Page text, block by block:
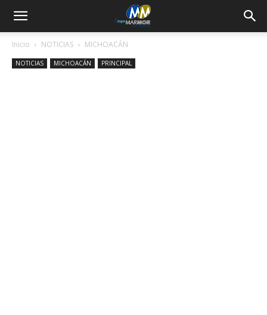
Inicio NOTICIAS MICHOACÁN
NOTICIAS MICHOACÁN PRINCIPAL